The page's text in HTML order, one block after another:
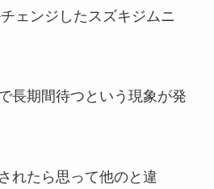
ェンジしたスズキジムニ
長期間待つという現象が発
れたら思って他のと違